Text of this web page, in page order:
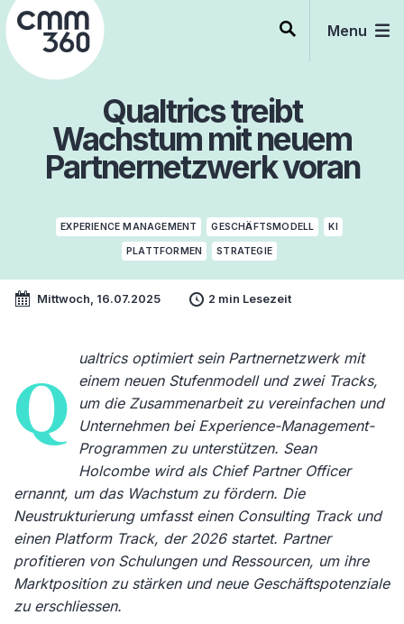
Skip
to
content
Menu
Qualtrics treibt
Wachstum mit neuem
Partnernetzwerk voran
EXPERIENCE MANAGEMENT GESCHÄFTSMODELL KI
PLATTFORMEN STRATEGIE
Mittwoch, 16.07.2025 2 min Lesezeit
Q
ualtrics optimiert sein Partnernetzwerk mit
einem neuen Stufenmodell und zwei Tracks,
um die Zusammenarbeit zu vereinfachen und
Unternehmen bei Experience-Management-
Programmen zu unterstützen. Sean
Holcombe wird als Chief Partner Officer
ernannt, um das Wachstum zu fördern. Die
Neustrukturierung umfasst einen Consulting Track und
einen Platform Track, der 2026 startet. Partner
profitieren von Schulungen und Ressourcen, um ihre
Marktposition zu stärken und neue Geschäftspotenziale
zu erschliessen.